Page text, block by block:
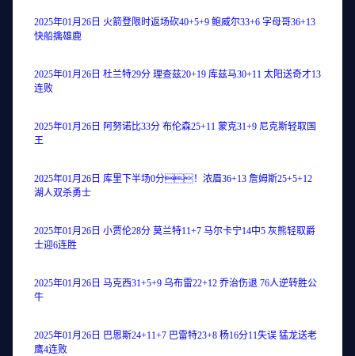
2025年01月26日 火箭登限时返场砍40+5+9 鲍威尔33+6 字母哥36+13
快船擒雄鹿
2025年01月26日 杜兰特29分 理查兹20+19 库兹马30+11 太阳送奇才13
连败
2025年01月26日 阿努诺比33分 布伦森25+11 蒙克31+9 尼克斯轻取国
王
2025年01月26日 库里下半场0分！浓眉36+13 詹姆斯25+5+12
湖人双杀勇士
2025年01月26日 小贾伦28分 莫兰特11+7 马尔卡宁14中5 灰熊轻取爵
士迎6连胜
2025年01月26日 马克西31+5+9 乌布雷22+12 乔治伤退 76人逆转胜公
牛
2025年01月26日 巴恩斯24+11+7 巴雷特23+8 杨16分11失误 猛龙送老
鹰4连败